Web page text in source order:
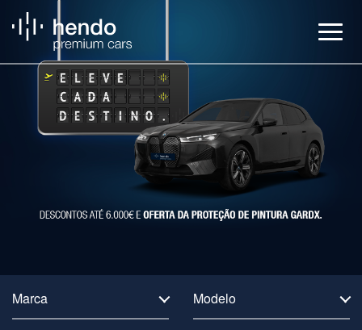
Veículos
BMW Service
Notícias